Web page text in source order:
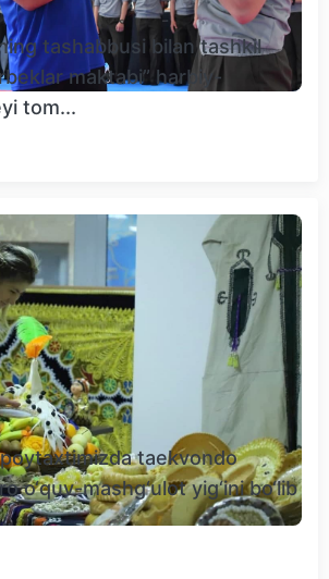
tashabbusi bilan tashkil
maktabi” harbiy-
tom...
taekvondo
o‘quv-mashg‘ulot yig‘ini bo‘lib